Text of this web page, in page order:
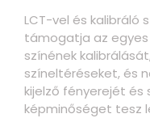
LCT-vel és
támogatja az egyes
színének
színeltéréseket, és
kijelző fényerejét és
képminőséget tesz